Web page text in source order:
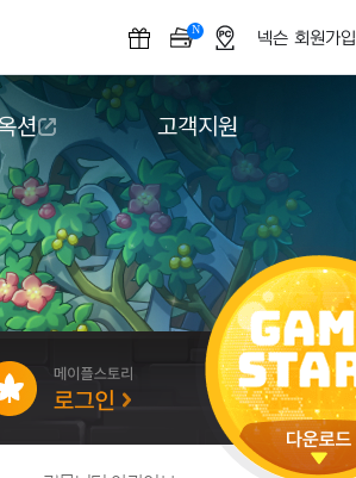
N OFF넥슨 회원가입
션
션
고객지원
다운로드
도움말/1:1문의
버그악용/불법프로그램 신고
게임 접근성